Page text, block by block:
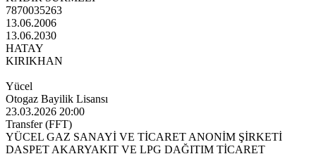
7870035263
13.06.2006
13.06.2030
HATAY
KIRIKHAN
Yücel
Otogaz Bayilik Lisansı
23.03.2026 20:00
Transfer (FFT)
YÜCEL GAZ SANAYİ VE TİCARET ANONİM ŞİRKETİ
DASPET AKARYAKIT VE LPG DAĞITIM TİCARET